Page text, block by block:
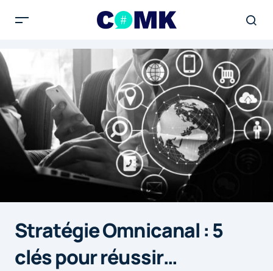
Stratégie Omnicanal : 5
clés pour réussir…